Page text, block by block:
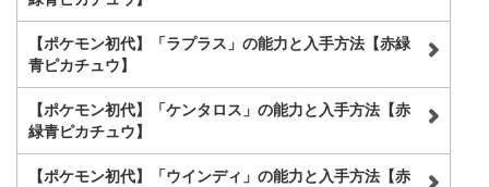
【ポケモン初代】「ラプラス」の能力と入手方法【赤緑
青ピカチュウ】
【ポケモン初代】「ケンタロス」の能力と入手方法【赤
緑青ピカチュウ】
【ポケモン初代】「ウインディ」の能力と入手方法【赤